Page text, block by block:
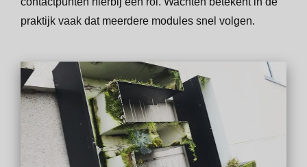
praktijk vaak dat meerdere modules snel volgen.